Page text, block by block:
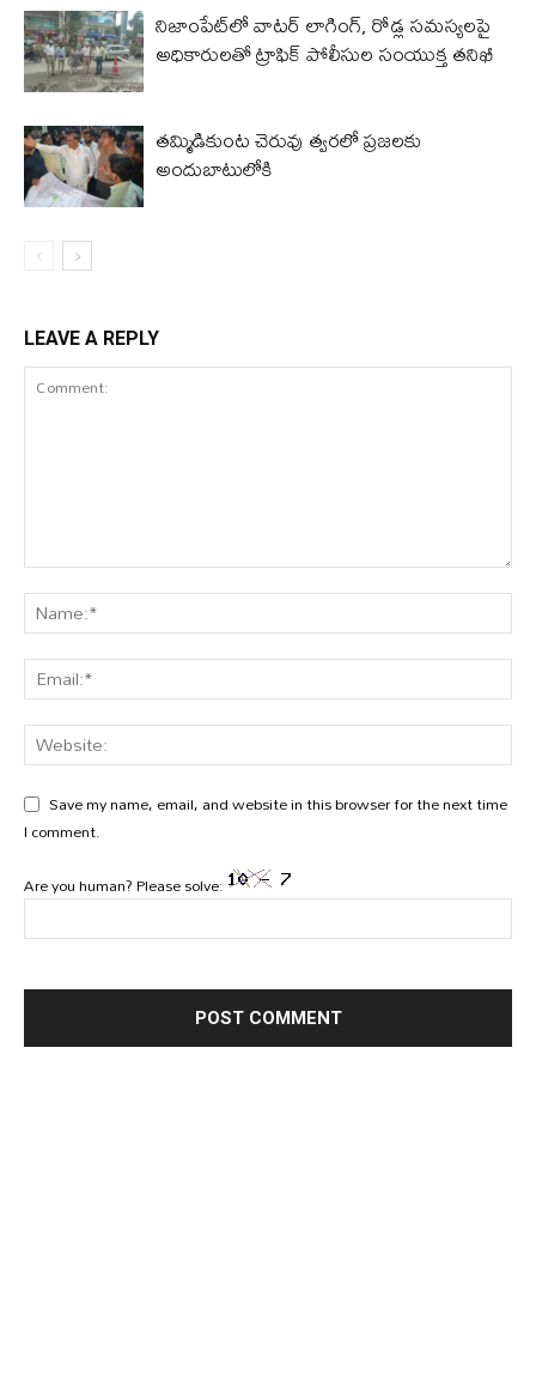
నిజాంపేట్‌లో వాటర్ లాగింగ్, రోడ్ల సమస్యలపై
అధికారులతో ట్రాఫిక్ పోలీసుల సంయుక్త తనిఖీ
తమ్మిడికుంట చెరువు త్వరలో ప్రజలకు
అందుబాటులోకి
LEAVE A REPLY
Save my name, email, and website in this browser for the next time
I comment.
Are you human? Please solve: